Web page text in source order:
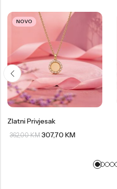
NOVO
Zlatni Privjesak
362,00KM 307,70 KM